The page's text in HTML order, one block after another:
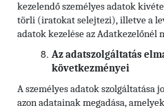
kezelendő személyes adatok
törli (iratokat selejtezi), illetve a
adatok kezelése az Adatkezelőnél
Az adatszolgáltatás
következményei
A személyes adatok szolgáltatása
azon adatainak megadása,